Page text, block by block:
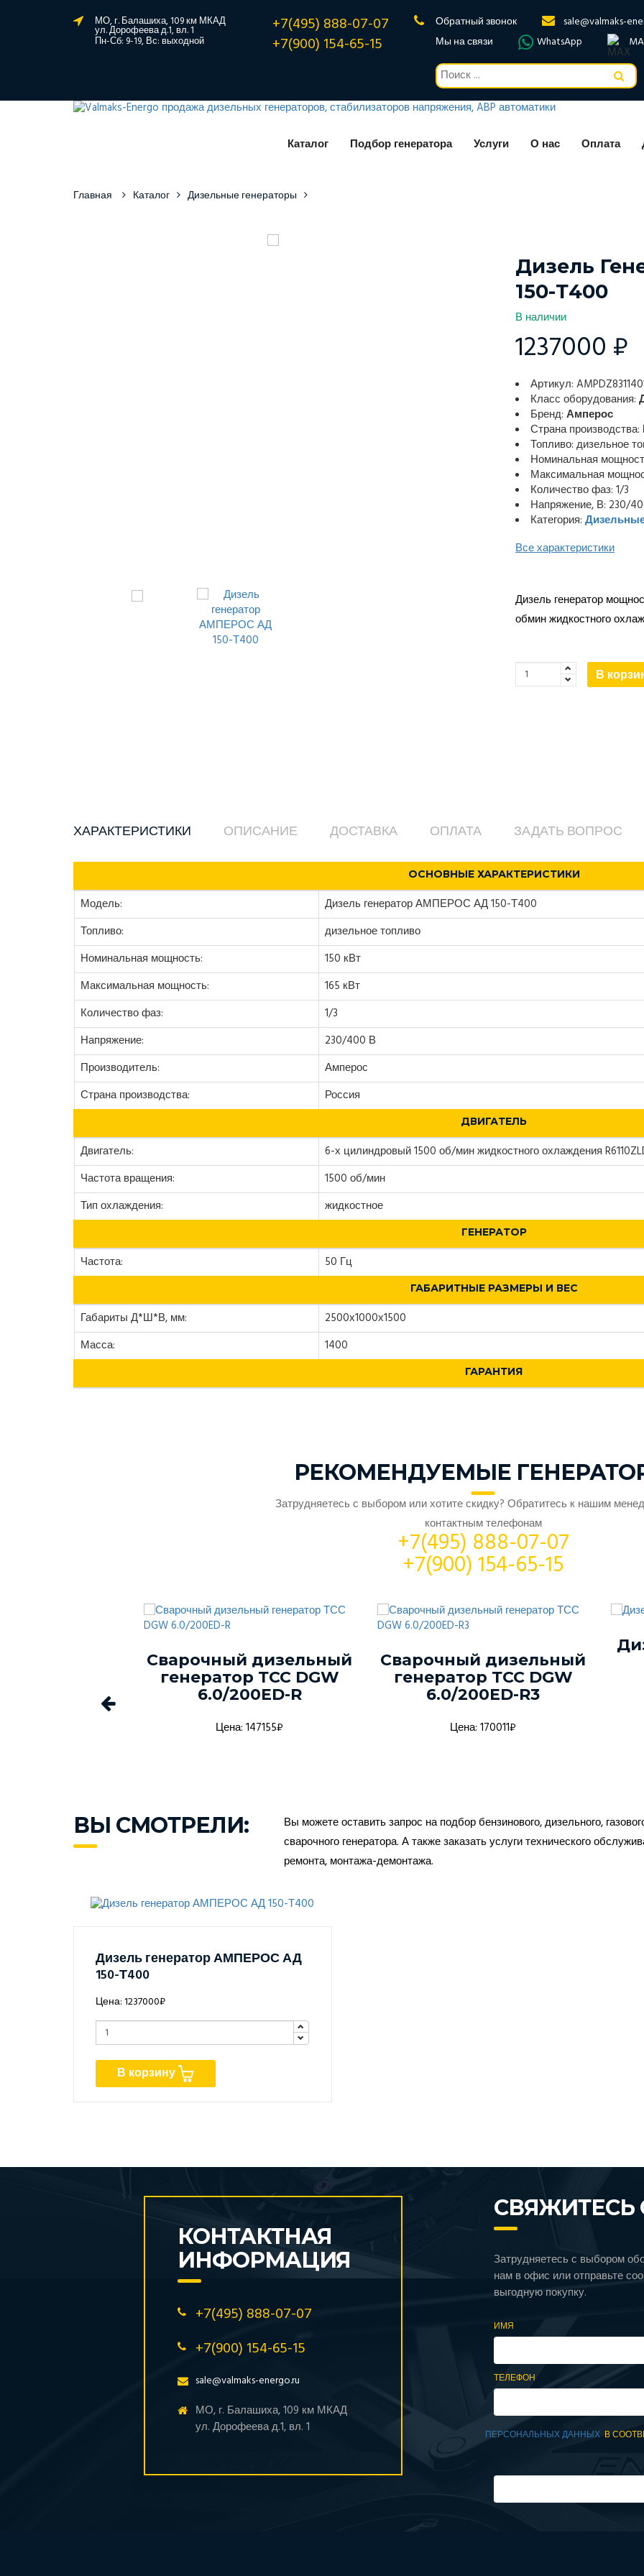
МО, г. Балашиха, 109 км МКАД
ул. Дорофеева д.1, вл. 1
Пн-Сб: 9-19, Вс: выходной
+7(495) 888-07-07
+7(900) 154-65-15
Обратный звонок
sale@valmaks-
Мы на связи
WhatsApp
Каталог Подбор генератора Услуги О нас Оплата
Главная Каталог Дизельные генераторы
Дизель
150-Т400
В наличии
1237000 ₽
Артикул:
Класс оборудования:
Бренд: Амперос
Страна производства:
Топливо: дизельное
Номинальная
Максимальная
Количество фаз: 1/3
Напряжение, В: 230/
Категория:
Все характеристики
Дизель генератор
обмин жидкостного
В
ХАРАКТЕРИСТИКИ ОПИСАНИЕ ДОСТАВКА ОПЛАТА ЗАДАТЬ ВОПРОС
ОСНОВНЫЕ ХАРАКТЕРИСТИКИ
Модель:
Дизель генератор АМПЕРОС АД 150-Т400
Топливо:
дизельное топливо
Номинальная мощность:
150 кВт
Максимальная мощность:
165 кВт
Количество фаз:
1/3
Напряжение:
230/400 В
Производитель:
Амперос
Страна производства:
Россия
ДВИГАТЕЛЬ
Двигатель:
6-х цилиндровый 1500 об/мин жидкостного охлаждения
Частота вращения:
1500 об/мин
Тип охлаждения:
жидкостное
ГЕНЕРАТОР
Частота: 50 Гц
ГАБАРИТНЫЕ РАЗМЕРЫ И ВЕС
Габариты Д*Ш*В, мм:
2500х1000х1500
Масса:
1400
ГАРАНТИЯ
РЕКОМЕНДУЕМЫЕ
Затрудняетесь с выбором или хотите скидку? Обратитесь к нашим
контактным телефонам
+7(495) 888-07-07
+7(900) 154-65-15
Сварочный дизельный
генератор ТСС DGW
6.0/200ED-R
Цена: 147155₽
Сварочный дизельный
генератор ТСС DGW
6.0/200ED-R3
Цена: 170011₽
ВЫ СМОТРЕЛИ:
Вы можете оставить запрос на подбор бензинового, дизельного,
сварочного генератора. А также заказать услуги технического
ремонта, монтажа-демонтажа.
Дизель генератор АМПЕРОС АД
150-Т400
Цена: 1237000₽
В корзину
КОНТАКТНАЯ
ИНФОРМАЦИЯ
+7(495) 888-07-07
+7(900) 154-65-15
sale@valmaks-energo.ru
МО, г. Балашиха, 109 км МКАД
ул. Дорофеева д.1, вл. 1
СВЯЖИТЕСЬ
Затрудняетесь с выбором
нам в офис или отправьте
выгодную покупку.
ИМЯ
ТЕЛЕФОН
ПЕРСОНАЛЬНЫХ ДАННЫХ В